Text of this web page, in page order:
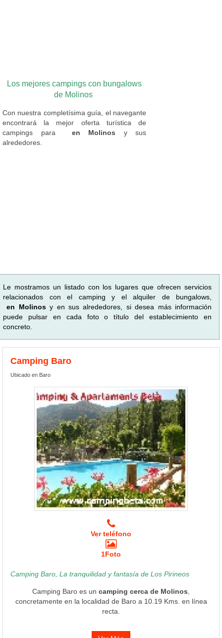
Los mejores campings con bungalows
de Molinos
Con nuestra completísima guía, el navegante
encontrará la mejor oferta turística de
campings para en Molinos y sus
alrededores.
Le mostramos un listado con los lugares que ofrecen servicios
relacionados con el camping y el alquiler de bungalows,
en Molinosy en sus alrededores, si desea más información
puede pulsar en cada foto o título del establecimiento en
concreto.
Camping Baro
Ubicado en Baro
Ver teléfono
1Foto
Camping Baro, La tranquilidad y fantasía de Los Pirineos
Camping Baro es un camping cerca de Molinos
concretamente en la localidad de Baro a 10.19 Kms. en línea
recta.